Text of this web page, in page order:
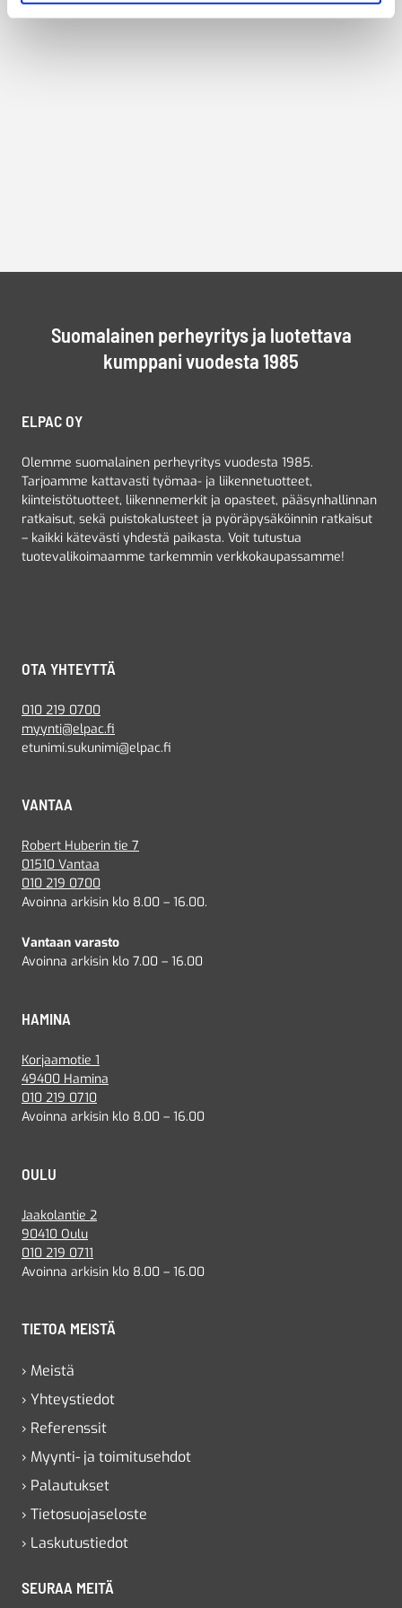
Suomalainen perheyritys ja luotettava
kumppani vuodesta 1985
ELPAC OY
Olemme suomalainen perheyritys vuodesta 1985.
Tarjoamme kattavasti työmaa- ja liikennetuotteet,
kiinteistötuotteet, liikennemerkit ja opasteet, pääsynhallinnan
ratkaisut, sekä puistokalusteet ja pyöräpysäköinnin ratkaisut
– kaikki kätevästi yhdestä paikasta. Voit tutustua
tuotevalikoimaamme tarkemmin verkkokaupassamme!
OTA YHTEYTTÄ
010 219 0700
myynti@elpac.fi
etunimi.sukunimi@elpac.fi
VANTAA
Robert Huberin tie 7
01510 Vantaa
010 219 0700
Avoinna arkisin klo 8.00 – 16.00.
Vantaan varasto
Avoinna arkisin klo 7.00 – 16.00
HAMINA
Korjaamotie 1
49400 Hamina
010 219 0710
Avoinna arkisin klo 8.00 – 16.00
OULU
Jaakolantie 2
90410 Oulu
010 219 0711
Avoinna arkisin klo 8.00 – 16.00
TIETOA MEISTÄ
› Meistä
› Yhteystiedot
› Referenssit
› Myynti- ja toimitusehdot
› Palautukset
› Tietosuojaseloste
› Laskutustiedot
SEURAA MEITÄ